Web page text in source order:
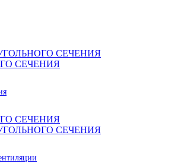
СЕЧЕНИЯ
СЕЧЕНИЯ
СЕЧЕНИЯ
СЕЧЕНИЯ